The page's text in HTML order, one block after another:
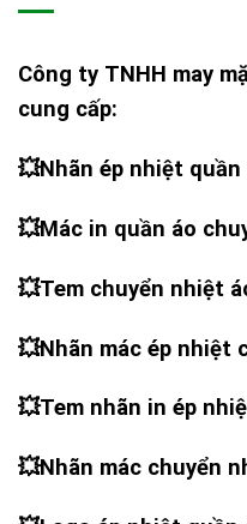
Công ty TNHH may
cung cấp:
💥Nhãn ép nhiệt quần
💥Mác in quần áo
💥Tem chuyển nhiệt
💥Nhãn mác ép nhiệt
💥Tem nhãn in ép
💥Nhãn mác chuyển